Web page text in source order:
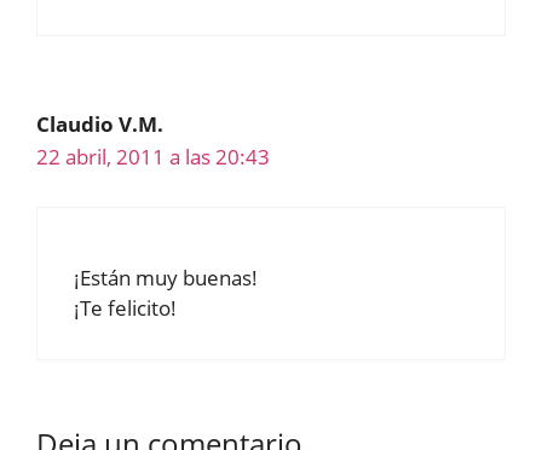
Claudio V.M.
22 abril, 2011 a las 20:43
¡Están muy buenas!
¡Te felicito!